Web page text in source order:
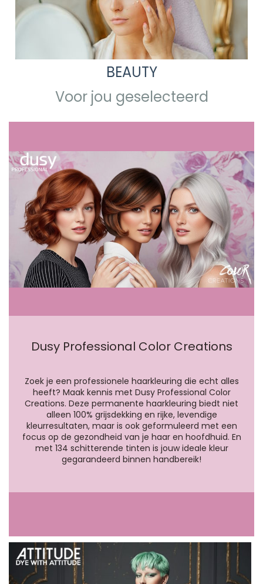
BEAUTY
Voor jou geselecteerd
Dusy Professional Color Creations
Zoek je een professionele haarkleuring die echt alles
heeft? Maak kennis met Dusy Professional Color
Creations. Deze permanente haarkleuring biedt niet
alleen 100% grijsdekking en rijke, levendige
kleurresultaten, maar is ook geformuleerd met een
focus op de gezondheid van je haar en hoofdhuid. En
met 134 schitterende tinten is jouw ideale kleur
gegarandeerd binnen handbereik!